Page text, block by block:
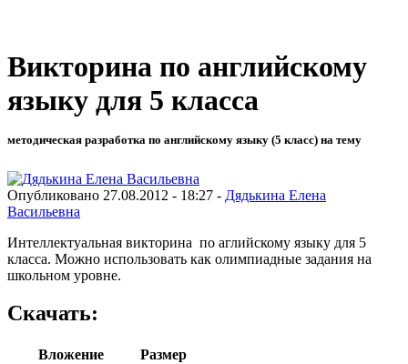
Викторина по английскому
языку для 5 класса
методическая разработка по английскому языку (5 класс) на тему
Опубликовано 27.08.2012 - 18:27 - Дядькина Елена
Васильевна
Интеллектуальная викторина по аглийскому языку для 5
класса. Можно использовать как олимпиадные задания на
школьном уровне.
Скачать:
Вложение
Размер